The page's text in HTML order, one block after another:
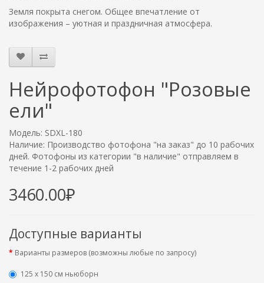
Земля покрыта снегом. Общее впечатление от
изображения – уютная и праздничная атмосфера.
Нейрофотофон "Розовые
ели"
Модель: SDXL-180
Наличие: Производство фотофона "на заказ" до 10 рабочих
дней. Фотофоны из категории "в наличие" отправляем в
течение 1-2 рабочих дней
3460.00₽
Доступные варианты
Варианты размеров (возможны любые по запросу)
125 x 150 см ньюборн